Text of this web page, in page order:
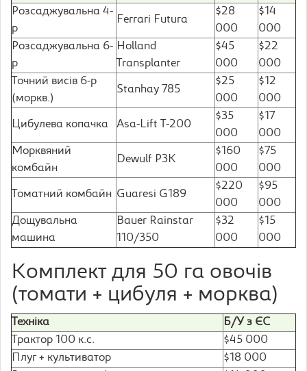
Розсаджувальна 4-
р
Ferrari Futura
$28
000
$14
000
Розсаджувальна 6-
р
Holland
Transplanter
$45
000
$22
000
Точний висів 6-р
(моркв.)
Stanhay 785
$25
000
$12
000
Цибулева копачка Asa-Lift T-200
$35
000
$17
000
Морквяний
комбайн
Dewulf P3K
$160
000
$75
000
Томатний комбайн Guaresi G189
$220
000
$95
000
Дощувальна
машина
Bauer Rainstar
110/350
$32
000
$15
000
Комплект для 50 га овочів
(томати + цибуля + морква)
Техніка
Б/У з ЄС
Трактор 100 к.с.
$45 000
Плуг + культиватор
$18 000